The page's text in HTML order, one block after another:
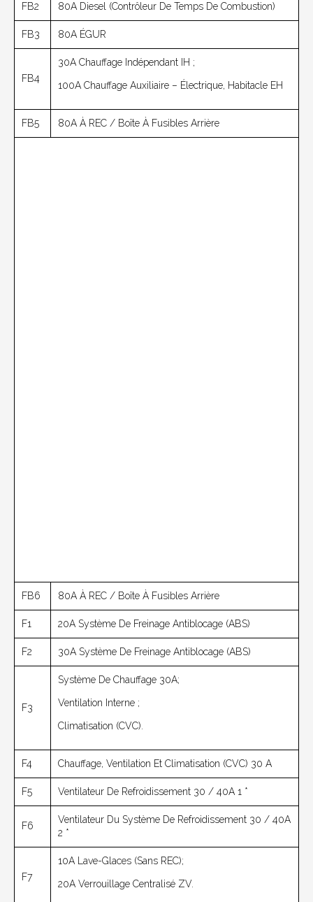
FB2 80A Diesel (contrôleur De Temps De Combustion)
FB3 80A ÉGUR
FB4
30А Chauffage Indépendant IH ;
100А Chauffage Auxiliaire – Électrique, Habitacle EH
FB5 80A À REC / Boîte À Fusibles Arrière
FB6 80A À REC / Boîte À Fusibles Arrière
F1 20A Système De Freinage Antiblocage (ABS)
F2 30A Système De Freinage Antiblocage (ABS)
F3
Système De Chauffage 30A;
Ventilation Interne ;
Climatisation (CVC).
F4 Chauffage, Ventilation Et Climatisation (CVC) 30 A
F5 Ventilateur De Refroidissement 30 / 40A 1 *
F6
Ventilateur Du Système De Refroidissement 30 / 40A
2 *
F7
10A Lave-Glaces (sans REC);
20A Verrouillage Centralisé ZV.